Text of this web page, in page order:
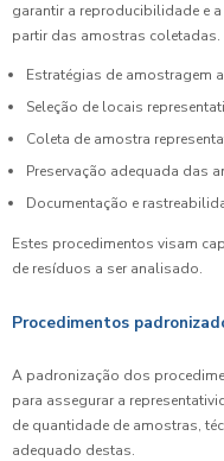
garantir a reproducibilidade e
partir das amostras coletadas.
Estratégias de amostragem
Seleção de locais
Coleta de amostra
Preservação adequada das
Documentação e
Estes procedimentos visam
de resíduos a ser analisado.
Procedimentos
A padronização dos
para assegurar a
de quantidade de amostras,
adequado destas.